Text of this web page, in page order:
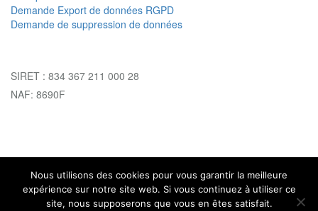
Demande Export de données RGPD
Demande de suppression de données
SIRET : 834 367 211 000 28
NAF: 8690F
© 2026 Médecine traditionnelle Chinoise . All Rights Reserved.
Nous utilisons des cookies pour vous garantir la meilleure
expérience sur notre site web. Si vous continuez à utiliser ce
site, nous supposerons que vous en êtes satisfait.